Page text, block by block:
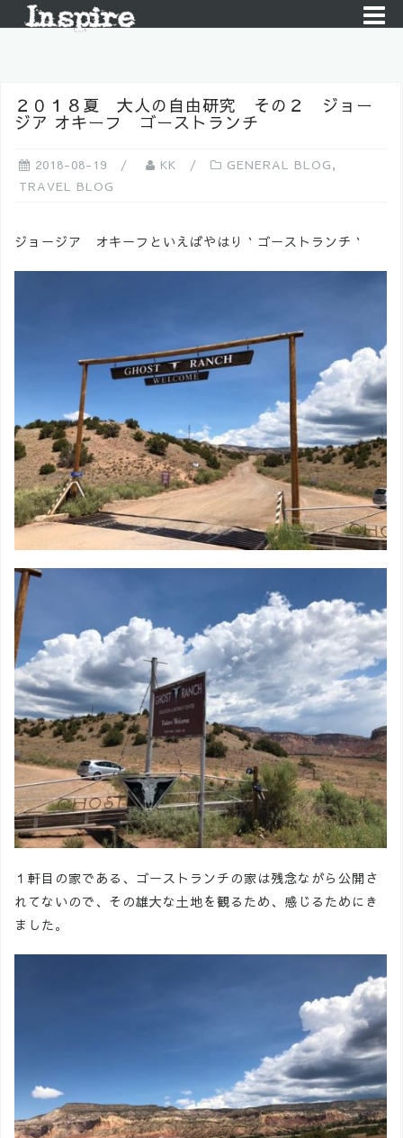
２０１８夏 大人の自由研究 その２ ジョー
ジア オキーフ ゴーストランチ
2018-08-19 KK GENERAL BLOG,
TRAVEL BLOG
ジョージア オキーフといえばやはり｀ゴーストランチ｀
１軒目の家である、ゴーストランチの家は残念ながら公開さ
れてないので、その雄大な土地を観るため、感じるためにき
ました。